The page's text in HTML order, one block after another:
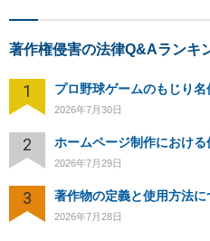
著作権侵害の法律Q&Aランキ
1 プロ野球ゲームのもじり
2026年7月30日
2
2026年7月29日
3 著作物の定義と使用方法に
2026年7月28日